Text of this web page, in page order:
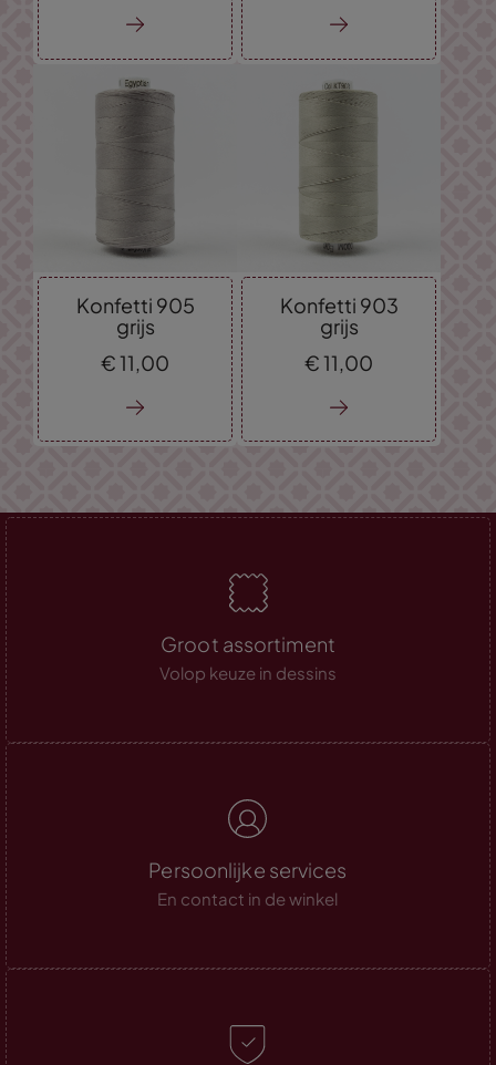
Konfetti 905
grijs
€11,00
Konfetti 903
grijs
€11,00
Groot assortiment
Volop keuze in dessins
Persoonlijke services
En contact in de winkel